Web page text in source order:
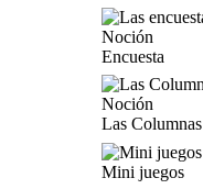
Encuesta
Las Columnas
Mini juegos